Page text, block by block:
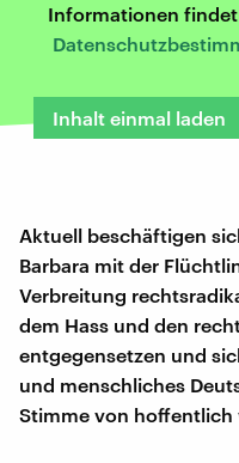
Informationen
Inhalt einmal laden
Aktuell beschäftigen
Barbara mit der
Verbreitung
dem Hass und den
entgegensetzen und
und menschliches
Stimme von hoffentlich